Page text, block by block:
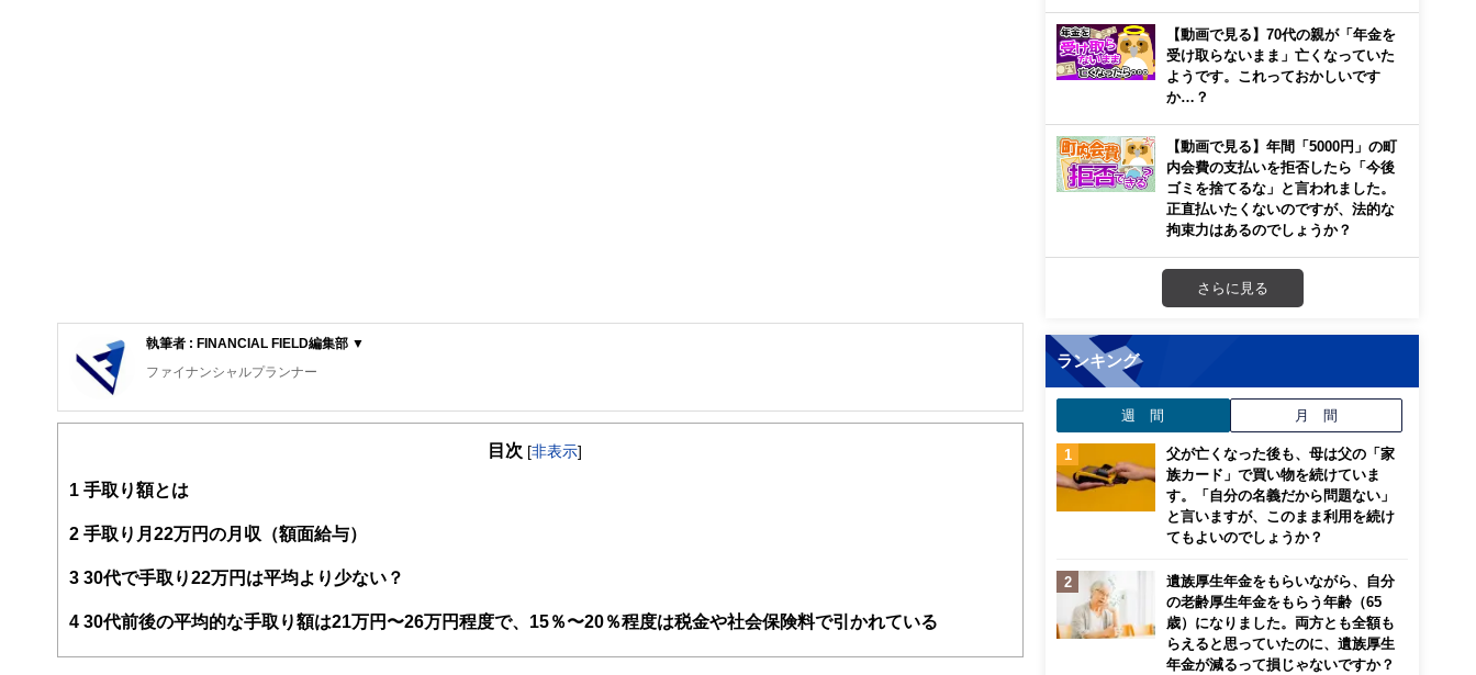
執筆者 : FINANCIAL FIELD編集部 ▼
ファイナンシャルプランナー
FinancialField編集部は、金融、経済に関する記事を、日々の暮らしにどのような影響を与えるかという視点で、お金の知識がない方でも理解でき
案から記事掲載まですべての工程に関わることで、読者目線のコンテンツを追求しています。
FinancialFieldの特徴は、ファイナンシャルプランナー、弁護士、税理士、宅地建物取引士、相続診断士、住宅ローンアドバイザー、DCプランナ
ー、公認会計士、社会保険労務士、行政書士、投資アナリスト、キャリアコンサルタントなど150名以上の有資格者を執筆者・監修者として迎
と、読み応えのあるコンテンツと確かな情報発信を実現しています。
私たちは、快適でより良い生活のアイデアを提供するお金のコンシェルジュを目指します。
目次 [非表示]
1 手取り額とは
2 手取り月22万円の月収（額面給与）
3 30代で手取り22万円は平均より少ない？
4 30代前後の平均的な手取り額は21万円〜26万円程度で、15％〜20％程度は税金や社会保険料で引かれている
【動画で見る】70代の親が「年金を
受け取らないまま」亡くなっていた
ようです。これっておかしいです
か…？
【動画で見る】年間「5000円」の町
内会費の支払いを拒否したら「今後
ゴミを捨てるな」と言われました。
正直払いたくないのですが、法的な
拘束力はあるのでしょうか？
さらに見る
ランキング
週 間 月 間
父が亡くなった後も、母は父の「家
族カード」で買い物を続けていま
す。「自分の名義だから問題ない」
と言いますが、このまま利用を続け
てもよいのでしょうか？
遺族厚生年金をもらいながら、自分
の老齢厚生年金をもらう年齢（65
歳）になりました。両方とも全額も
らえると思っていたのに、遺族厚生
年金が減るって損じゃないですか？